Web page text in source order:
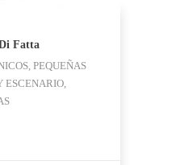
Fatta
PEQUEÑAS
ESCENARIO,